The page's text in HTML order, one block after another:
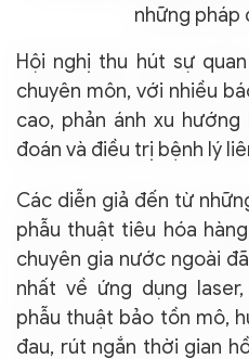
những pháp
Hội nghị thu hút sự
chuyên môn, với nhiều
cao, phản ánh xu
đoán và điều trị bệnh lý
Các diễn giả đến từ
phẫu thuật tiêu hóa
chuyên gia nước ngoài
nhất về ứng dụng
phẫu thuật bảo tồn mô,
đau, rút ngắn thời gian